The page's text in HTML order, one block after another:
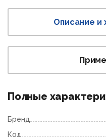
Описание и
Полные
Бренд
Код